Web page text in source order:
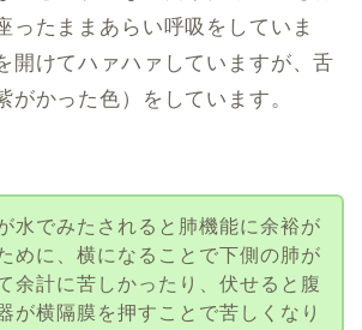
ったままあらい呼吸をしていま
開けてハァハァしていますが、舌
がかった色）をしています。
水でみたされると肺機能に余裕が
めに、横になることで下側の肺が
余計に苦しかったり、伏せると腹
が横隔膜を押すことで苦しくなり